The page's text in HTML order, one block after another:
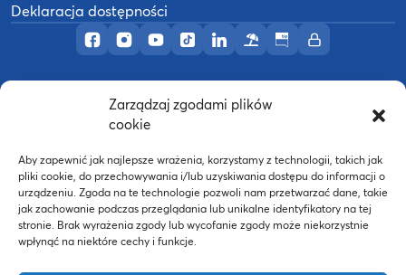
Zarządzaj zgodami plików
cookie
Aby zapewnić jak najlepsze wrażenia, korzystamy z technologii, takich jak
pliki cookie, do przechowywania i/lub uzyskiwania dostępu do informacji o
urządzeniu. Zgoda na te technologie pozwoli nam przetwarzać dane, takie
jak zachowanie podczas przeglądania lub unikalne identyfikatory na tej
stronie. Brak wyrażenia zgody lub wycofanie zgody może niekorzystnie
wpłynąć na niektóre cechy i funkcje.
Profil AWF Poznań w serwisie Facebook
Profil AWF Poznań w serwisie Instagram
Profil AWF Poznań w serwisie YouTube
Profil AWF Poznań w serwisie
Profil AWF Poznań w
OśrodekBiuletynIntranet
Deklaracja dostępności
Akademia Wychowania Fizycznego w
Wykonanie: nFinity.pl